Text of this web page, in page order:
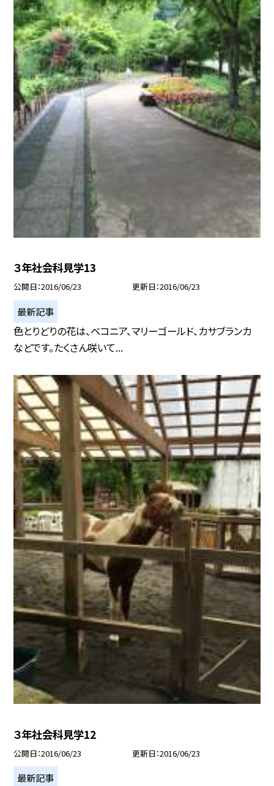
３年社会科見学13
公開日 2016/06/23 更新日 2016/06/23
最新記事
色とりどりの花は、ベコニア、マリーゴールド、カサブランカ
などです。たくさん咲いて...
３年社会科見学12
公開日 2016/06/23 更新日 2016/06/23
最新記事